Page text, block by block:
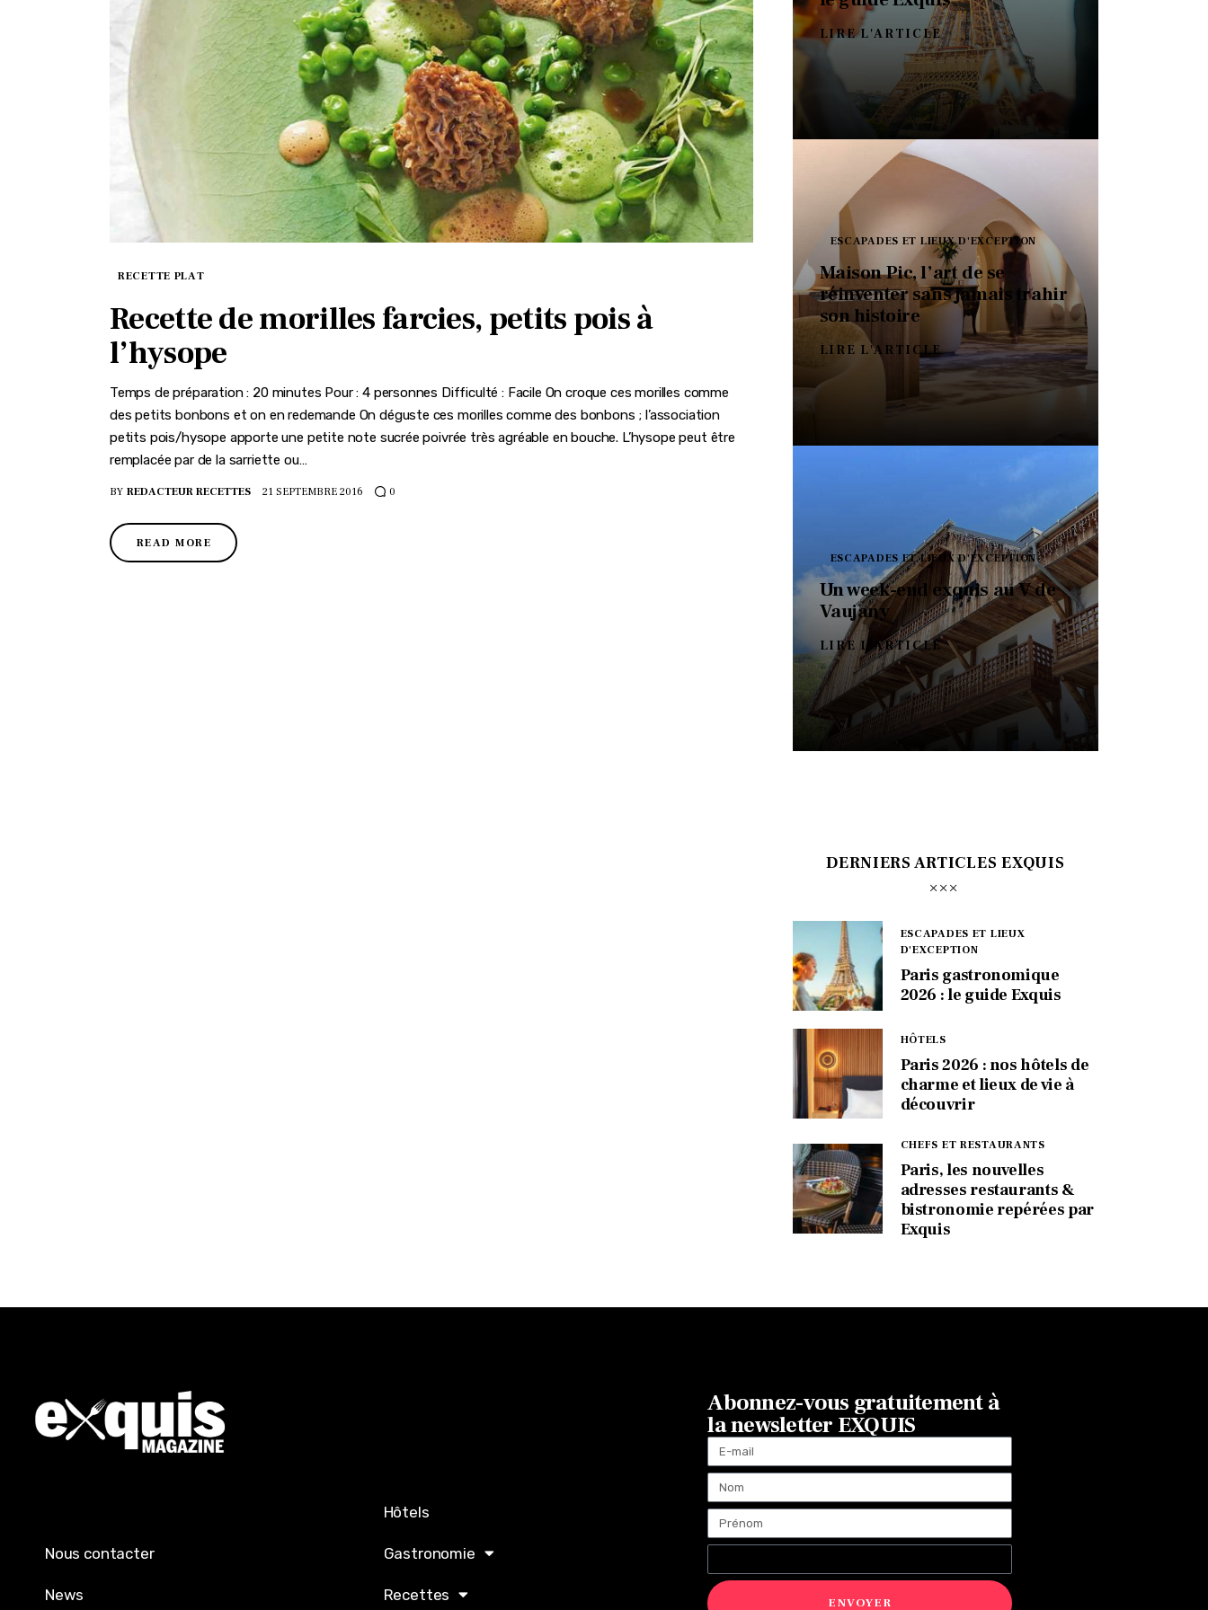
RECETTE PLAT
Recette de morilles farcies, petits pois à
l’hysope
Temps de préparation : 20 minutes Pour : 4 personnes Difficulté : Facile On croque ces morilles comme
des petits bonbons et on en redemande On déguste ces morilles comme des bonbons ; l’association
petits pois/hysope apporte une petite note sucrée poivrée très agréable en bouche. L’hysope peut être
remplacée par de la sarriette ou…
BY REDACTEUR RECETTES 21 SEPTEMBRE 2016 0
READ MORE
LIRE L'ARTICLE
ESCAPADES ET LIEUX D'EXCEPTION
Maison Pic, l’art de se
réinventer sans jamais trahir
son histoire
LIRE L'ARTICLE
ESCAPADES ET LIEUX D'EXCEPTION
Un week-end exquis au V de
Vaujany
LIRE L'ARTICLE
DERNIERS ARTICLES EXQUIS
ESCAPADES ET LIEUX
D'EXCEPTION
Paris gastronomique
2026 : le guide Exquis
HÔTELS
Paris 2026 : nos hôtels de
charme et lieux de vie à
découvrir
CHEFS ET RESTAURANTS
Paris, les nouvelles
adresses restaurants &
bistronomie repérées par
Exquis
Nous contacter
News
Hôtels
Gastronomie
Recettes
Abonnez-vous gratuitement à
la newsletter EXQUIS
ENVOYER